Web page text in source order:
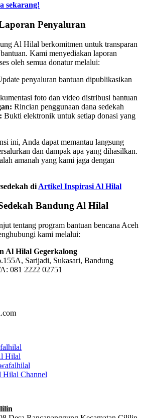
sekarang!
Penyaluran
Al Hilal berkomitmen untuk transparan
Kami menyediakan laporan
oleh semua donatur melalui:
penyaluran bantuan dipublikasikan
foto dan video distribusi bantuan
Rincian penggunaan dana sedekah
Bukti elektronik untuk setiap donasi yang
ini, Anda dapat memantau langsung
dan dampak apa yang dihasilkan.
amanah yang kami jaga dengan
di Artikel Inspirasi Al Hilal
Bandung Al Hilal
tentang program bantuan bencana Aceh
kami melalui:
Al Hilal Gegerkalong
Sarijadi, Sukasari, Bandung
081 2222 02751
Hilal
Channel